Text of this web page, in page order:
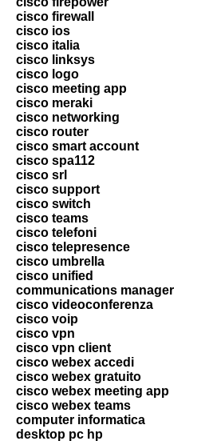
cisco firewall
cisco ios
cisco italia
cisco linksys
cisco logo
cisco meeting app
cisco meraki
cisco networking
cisco router
cisco smart account
cisco spa112
cisco srl
cisco support
cisco switch
cisco teams
cisco telefoni
cisco telepresence
cisco umbrella
cisco unified
communications manager
cisco videoconferenza
cisco voip
cisco vpn
cisco vpn client
cisco webex accedi
cisco webex gratuito
cisco webex meeting app
cisco webex teams
computer informatica
desktop pc hp